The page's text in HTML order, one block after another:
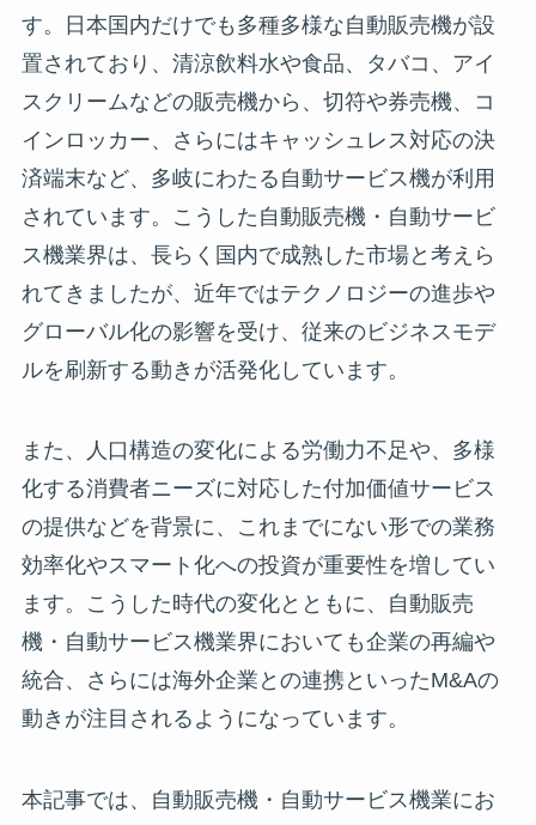
す。日本国内だけでも多種多様な自動販売機が設
置されており、清涼飲料水や食品、タバコ、アイ
スクリームなどの販売機から、切符や券売機、コ
インロッカー、さらにはキャッシュレス対応の決
済端末など、多岐にわたる自動サービス機が利用
されています。こうした自動販売機・自動サービ
ス機業界は、長らく国内で成熟した市場と考えら
れてきましたが、近年ではテクノロジーの進歩や
グローバル化の影響を受け、従来のビジネスモデ
ルを刷新する動きが活発化しています。
また、人口構造の変化による労働力不足や、多様
化する消費者ニーズに対応した付加価値サービス
の提供などを背景に、これまでにない形での業務
効率化やスマート化への投資が重要性を増してい
ます。こうした時代の変化とともに、自動販売
機・自動サービス機業界においても企業の再編や
統合、さらには海外企業との連携といったM&Aの
動きが注目されるようになっています。
本記事では、自動販売機・自動サービス機業にお